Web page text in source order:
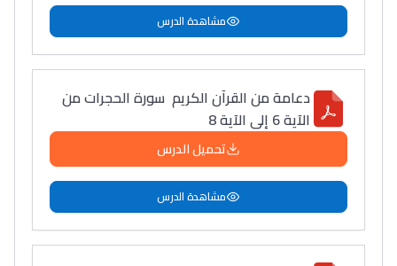
مشاهدة الدرس
دعامة من القرآن الكريم سورة الحجرات من
الآية 6 إلى الآية 8
تحميل الدرس
مشاهدة الدرس